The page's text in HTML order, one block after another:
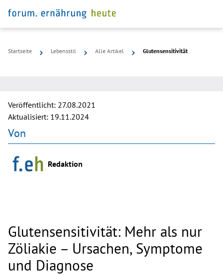
Startseite Lebensstil Alle Artikel
Glutensensitivität
Veröffentlicht: 27.08.2021
Aktualisiert: 19.11.2024
Von
Redaktion
Glutensensitivität: Mehr als nur
Zöliakie – Ursachen, Symptome
und Diagnose